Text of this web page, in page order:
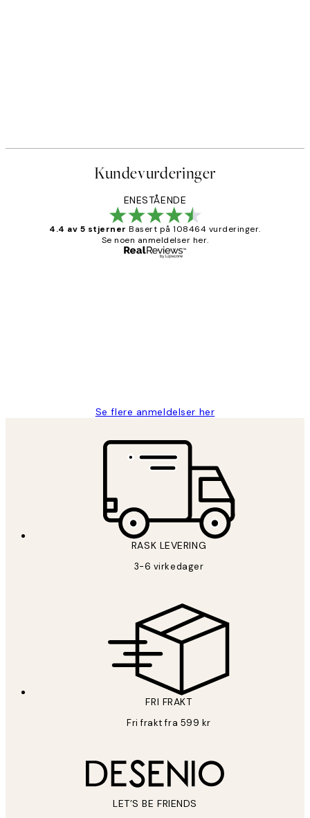
Kundevurderinger
ENESTÅENDE
4.4 av 5 stjerner Basert på 108464 vurderinger.
Se noen anmeldelser her.
Se flere anmeldelser her
RASK LEVERING
3-6 virkedager
FRI FRAKT
Fri frakt fra 599 kr
LET’S BE FRIENDS